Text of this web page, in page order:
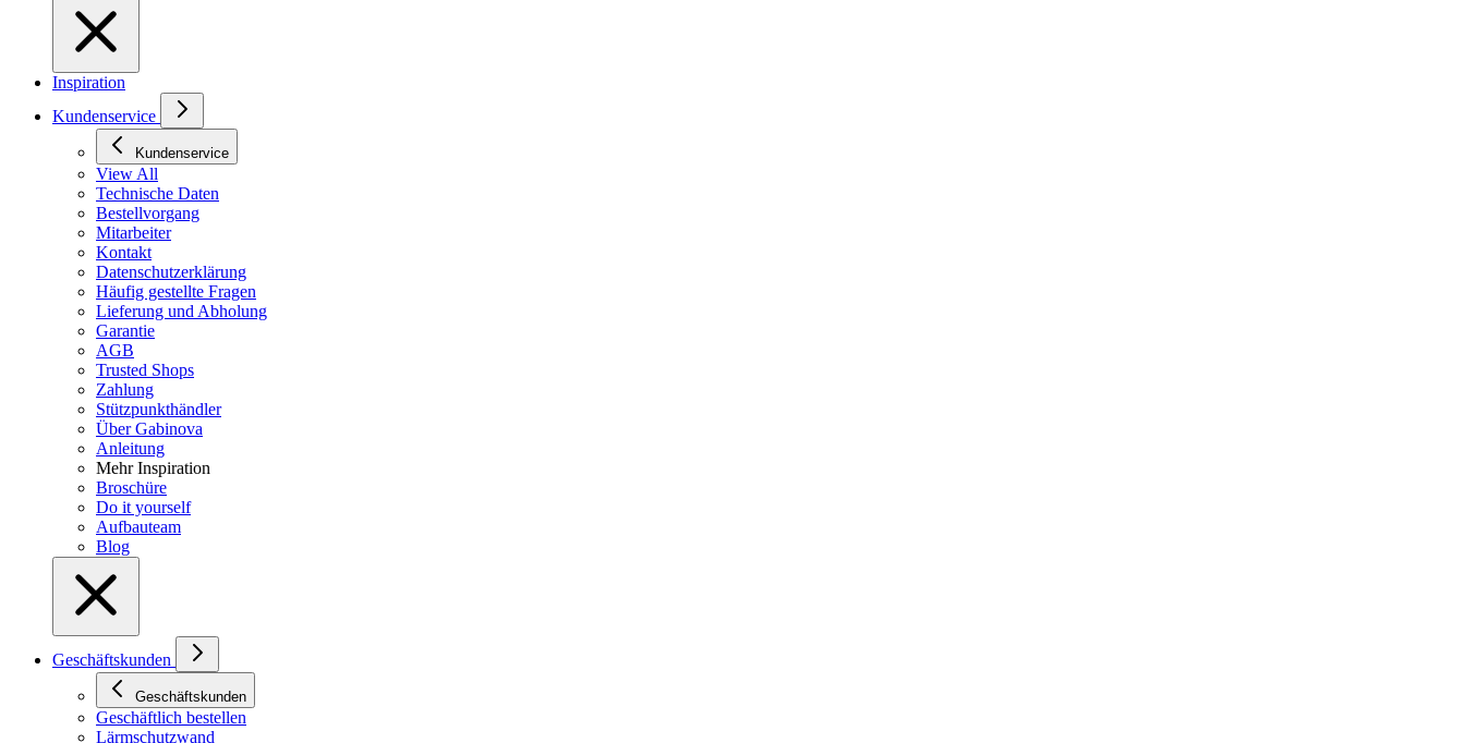
Inspiration
Kundenservice
Kundenservice
View All
Technische Daten
Bestellvorgang
Mitarbeiter
Kontakt
Datenschutzerklärung
Häufig gestellte Fragen
Lieferung und Abholung
Garantie
AGB
Trusted Shops
Zahlung
Stützpunkthändler
Über Gabinova
Anleitung
Mehr Inspiration
Broschüre
Do it yourself
Aufbauteam
Blog
Geschäftskunden
Geschäftskunden
Geschäftlich bestellen
Lärmschutzwand